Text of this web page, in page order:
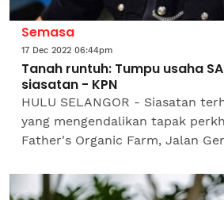
Semasa
17 Dec 2022 06:44pm
Tanah runtuh: Tumpu usaha
siasatan - KPN
HULU SELANGOR - Siasatan
yang mengendalikan tapak
Father's Organic Farm, Jalan
menyelamat...